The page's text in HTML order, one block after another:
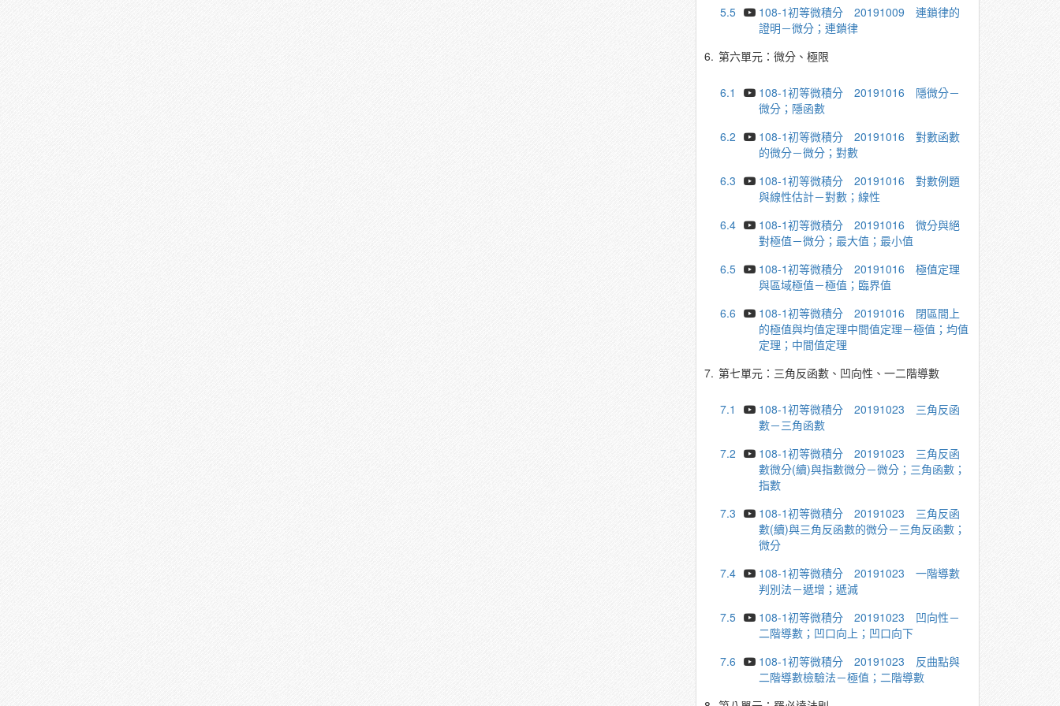
5.5
108-1初等微積分 20191009 連鎖律的
證明－微分；連鎖律
6. 第六單元：微分、極限
6.1
108-1初等微積分 20191016 隱微分－
微分；隱函數
6.2
108-1初等微積分 20191016 對數函數
的微分－微分；對數
6.3
108-1初等微積分 20191016 對數例題
與線性估計－對數；線性
6.4
108-1初等微積分 20191016 微分與絕
對極值－微分；最大值；最小值
6.5
108-1初等微積分 20191016 極值定理
與區域極值－極值；臨界值
6.6
108-1初等微積分 20191016 閉區間上
的極值與均值定理中間值定理－極值；均值
定理；中間值定理
7. 第七單元：三角反函數、凹向性、一二階導數
7.1
108-1初等微積分 20191023 三角反函
數－三角函數
7.2
108-1初等微積分 20191023 三角反函
數微分(續)與指數微分－微分；三角函數；
指數
7.3
108-1初等微積分 20191023 三角反函
數(續)與三角反函數的微分－三角反函數；
微分
7.4
108-1初等微積分 20191023 一階導數
判別法－遞增；遞減
7.5
108-1初等微積分 20191023 凹向性－
二階導數；凹口向上；凹口向下
7.6
108-1初等微積分 20191023 反曲點與
二階導數檢驗法－極值；二階導數